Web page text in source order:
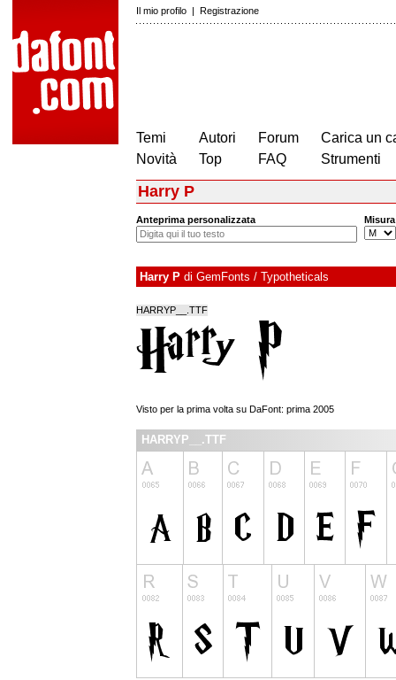
Il mio profilo | Registrazione
Temi
Novità
Autori
Top
Forum
FAQ
Carica un
Strumenti
Harry P
Anteprima personalizzata Misura
Harry P di GemFonts / Typotheticals
HARRYP__.TTF
Visto per la prima volta su DaFont: prima 2005
HARRYP__.TTF